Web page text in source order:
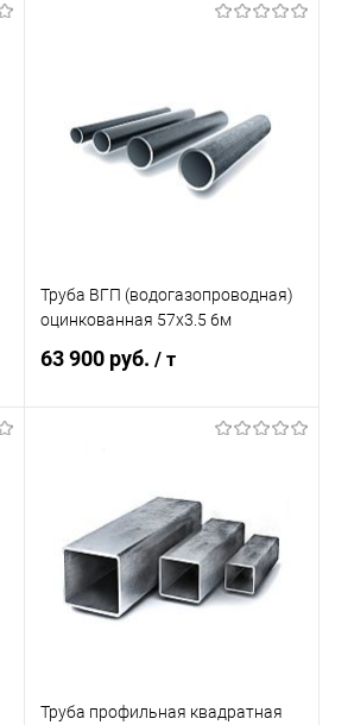
Труба ВГП (водогазопроводная)
оцинкованная 57х3.5 6м
63 900 руб./ т
Купить в 1 клик Сравнение
В избранное Под заказ
Труба профильная квадратная